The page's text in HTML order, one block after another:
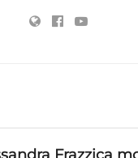
Frazzica